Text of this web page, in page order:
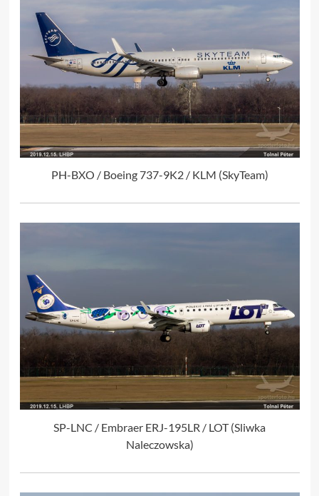
PH-BXO / Boeing 737-9K2 / KLM (SkyTeam)
SP-LNC / Embraer ERJ-195LR / LOT (Sliwka
Naleczowska)